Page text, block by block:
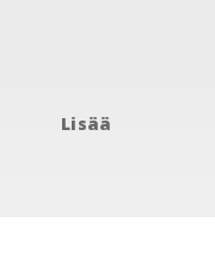
Lisää